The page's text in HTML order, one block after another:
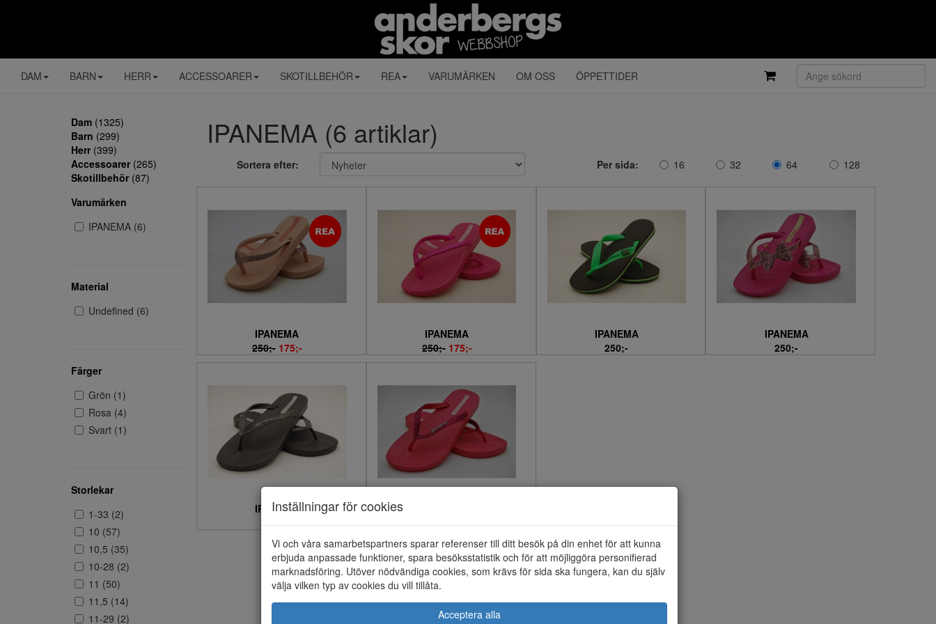
DAM BARN HERR ACCESSOARER SKOTILLBEHÖR REA VARUMÄRKEN OM OSS ÖPPETTIDER
Dam (1325)
Barn (299)
Herr (399)
Accessoarer (265)
Skotillbehör (87)
Varumärken
IPANEMA (6)
Material
Undefined (6)
Färger
Grön (1)
Rosa (4)
Svart (1)
Storlekar
1-33 (2)
10 (57)
10,5 (35)
10-28 (2)
11 (50)
11,5 (14)
11-29 (2)
IPANEMA (6 artiklar)
Sortera efter: Per sida: 16 32 64 128
IPANEMA
250;- 175;-
IPANEMA
250;- 175;-
IPANEMA
250;-
IPANEMA
250;-
IPANEMA
300;-
300;-
Inställningar för cookies
Vi och våra samarbetspartners sparar referenser till ditt besök på din enhet för att kunna
erbjuda anpassade funktioner, spara besöksstatistik och för att möjliggöra personifierad
marknadsföring. Utöver nödvändiga cookies, som krävs för sida ska fungera, kan du själv
välja vilken typ av cookies du vill tillåta.
Acceptera alla